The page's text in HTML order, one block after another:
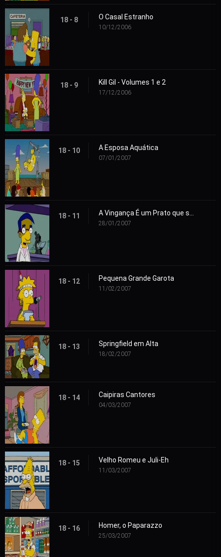
18 - 8 O Casal Estranho
10/12/2006
18 - 9 Kill Gil - Volumes 1 e 2
17/12/2006
18 - 10 A Esposa Aquática
07/01/2007
18 - 11
28/01/2007
18 - 12 Pequena Grande Garota
11/02/2007
18 - 13 Springfield em Alta
18/02/2007
18 - 14 Caipiras Cantores
04/03/2007
18 - 15 Velho Romeu e Juli-Eh
11/03/2007
18 - 16 Homer, o Paparazzo
25/03/2007